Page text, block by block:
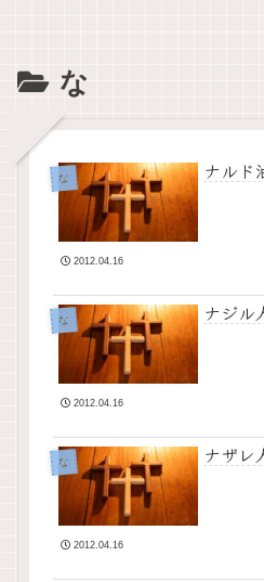
な
な ナルド
2012.04.16
な ナジル
2012.04.16
な ナザレ
2012.04.16